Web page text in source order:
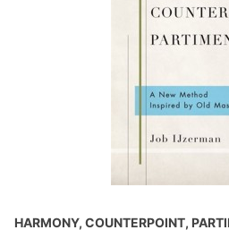
HARMONY, COUNTERPOINT,